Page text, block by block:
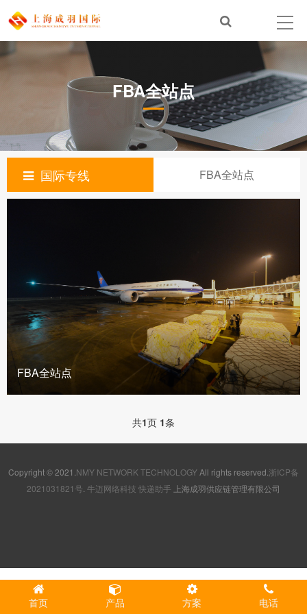
FBA全站点
国际专线 FBA全站点
FBA全站点
共1页 1条
Copyright © 2021. NMY NETWORK TECHNOLOGY All rights reserved. 浙ICP备
2021031821号 牛迈网络科技 快递助手 上海成羽供应链管理有限公司
首页 产品 方案 电话